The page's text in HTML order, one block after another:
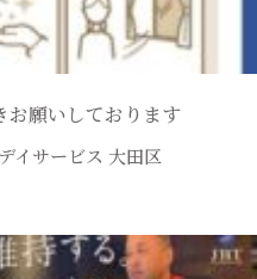
お願いしております
デイサービス 大田区